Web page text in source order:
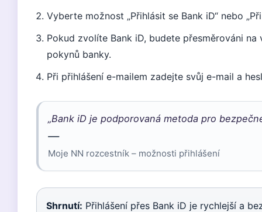
Vyberte možnost „Přihlásit se Bank iD“ nebo
Pokud zvolíte Bank iD, budete přesměrováni
pokynů banky.
Při přihlášení e-mailem zadejte svůj e-mail a
„Bank iD je podporovaná metoda pro
—
Moje NN rozcestník – možnosti přihlášení
Shrnutí: Přihlášení přes Bank iD je rychlejší a